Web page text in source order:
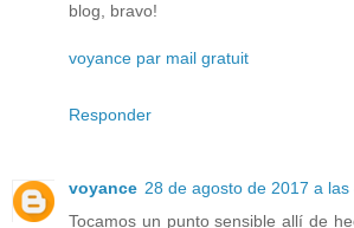
blog, bravo!
voyance par mail gratuit
Responder
voyance 28 de agosto de 2017 a las
Tocamos un punto sensible allí de